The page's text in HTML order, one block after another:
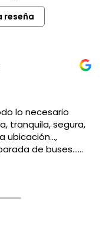
reseña
lo necesario
tranquila, segura,
ubicación…,
de buses…